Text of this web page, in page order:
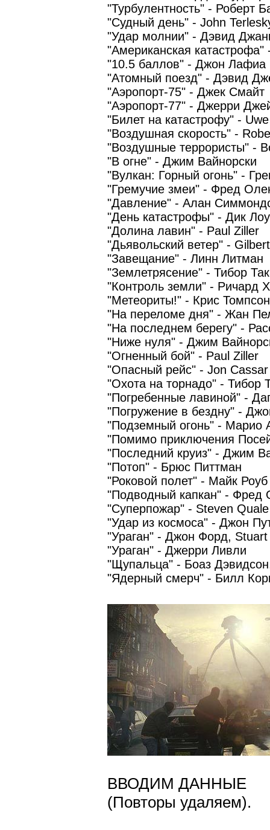
"Турбулентность" - Роберт
"Судный день" - John
"Удар молнии" - Дэвид
"Американская катастрофа"
"10.5 баллов" - Джон Лафиа
"Атомный поезд" - Дэвид
"Аэропорт-75" - Джек Смайт
"Аэропорт-77" - Джерри
"Билет на катастрофу" -
"Воздушная скорость" -
"Воздушные террористы" -
"В огне" - Джим Вайнорски
"Вулкан: Горный огонь" -
"Гремучие змеи" - Фред
"Давление" - Алан
"День катастрофы" - Дик
"Долина лавин" - Paul Ziller
"Дьявольский ветер" -
"Завещание" - Линн Литман
"Землетрясение" - Тибор
"Контроль земли" - Ричард
"Метеориты!" - Крис
"На переломе дня" - Жан
"На последнем берегу" -
"Ниже нуля" - Джим
"Огненный бой" - Paul Ziller
"Опасный рейс" - Jon Cassar
"Охота на торнадо" - Тибор
"Погребенные лавиной" -
"Погружение в бездну" -
"Подземный огонь" - Марио
"Помимо приключения
"Последний круиз" - Джим
"Потоп" - Брюс Питтман
"Роковой полет" - Майк Роуб
"Подводный капкан" - Фред
"Суперпожар" - Steven Quale
"Удар из космоса" - Джон
"Ураган" - Джон Форд, Stuart
"Ураган" - Джерри Ливли
"Щупальца" - Боаз
"Ядерный смерч" - Билл
ВВОДИМ ДАННЫЕ
(Повторы удаляем).